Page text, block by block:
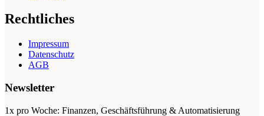
Rechtliches
Impressum
Datenschutz
AGB
Newsletter
1x pro Woche: Finanzen, Geschäftsführung & Automatisierung